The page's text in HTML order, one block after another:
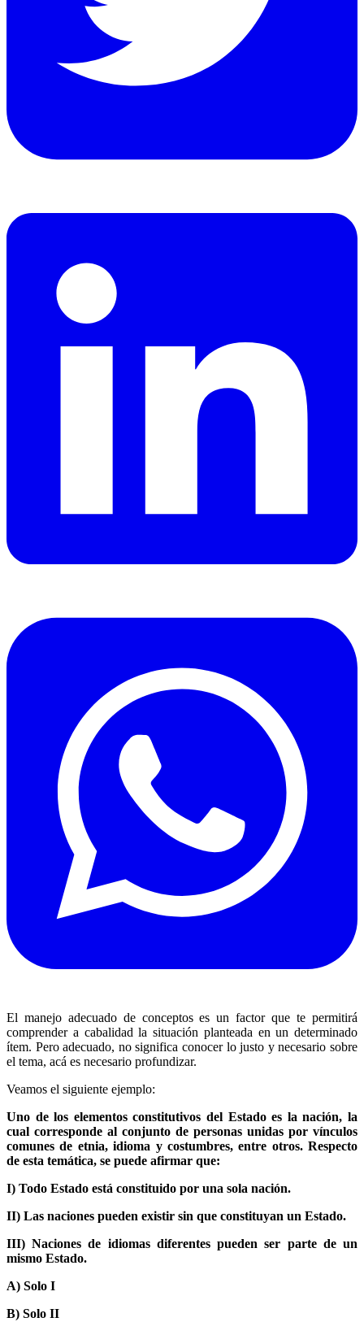
El manejo adecuado de conceptos es un factor que te permitirá
comprender a cabalidad la situación planteada en un determinado
ítem. Pero adecuado, no significa conocer lo justo y necesario sobre
el tema, acá es necesario profundizar.
Veamos el siguiente ejemplo:
Uno de los elementos constitutivos del Estado es la nación, la
cual corresponde al conjunto de personas unidas por vínculos
comunes de etnia, idioma y costumbres, entre otros. Respecto
de esta temática, se puede afirmar que:
I) Todo Estado está constituido por una sola nación.
II) Las naciones pueden existir sin que constituyan un Estado.
III) Naciones de idiomas diferentes pueden ser parte de un
mismo Estado.
A) Solo I
B) Solo II